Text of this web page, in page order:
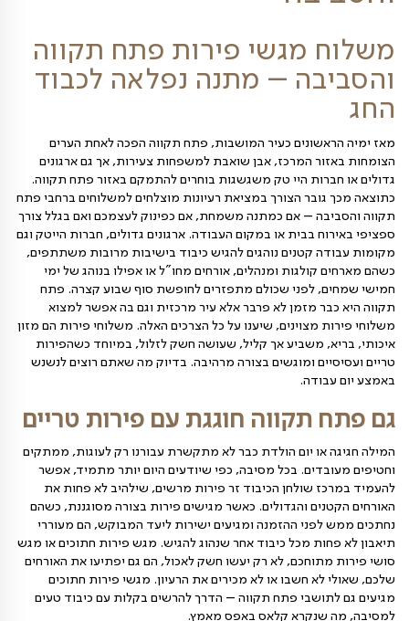
פתח תקווה
מגשי פירות פתח תקווה
– מתנה נפלאה לכבוד
כעיר המושבות, פתח תקווה הפכה לאחת הערים
המרכז, אבן שואבת למשפחות צעירות, אך גם ארגונים
היי טק משגשגות בוחרים להתמקם באזור פתח תקווה.
הצורך במציאת רעיונות מוצלחים למשלוחים ברחבי פתח
– אם כמתנה משמחת, אם כפינוק לעצמכם ואם בגלל צורך
קטנים נוהגים להגיש כיבוד בישיבות מרובות משתתפים,
לפני שכולם מתפזרים לחופשת סוף שבוע קצרה. פתח
מזמן לא פרבר אלא עיר מרכזית וגם בה אפשר למצוא
מצוינים, שיענו על כל הצרכים האלה. משלוחי פירות הם מזון
משביע אך קליל, שעושה חשק לזלול, במיוחד כשהפירות
ומוגשים בצורה מרהיבה. בדיוק מה שאתם רוצים לנשנש